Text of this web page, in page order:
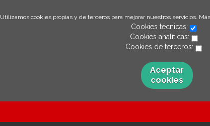
Utilizamos cookies propias y de terceros para mejorar nuestros servicios.
Cookies técnicas:
Cookies analíticas:
Cookies de terceros:
Aceptar
cookies